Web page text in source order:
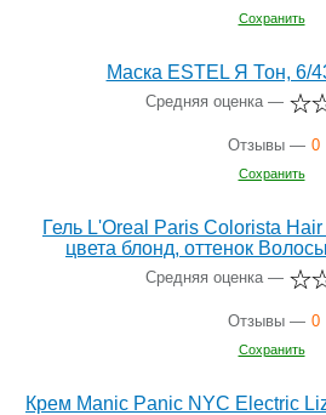
Сохранить
Маска ESTEL Я Тон, 6/
Средняя оценка —
Отзывы — 0
Сохранить
Гель L'Oreal Paris Colorista
цвета блонд, оттенок
Средняя оценка —
Отзывы — 0
Сохранить
Крем Manic Panic NYC Electric